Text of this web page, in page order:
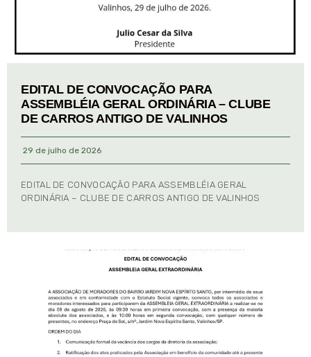
EDITAL DE CONVOCAÇÃO PARA
ASSEMBLÉIA GERAL ORDINÁRIA – CLUBE
DE CARROS ANTIGO DE VALINHOS
29 de julho de 2026
EDITAL DE CONVOCAÇÃO PARA ASSEMBLÉIA GERAL
ORDINÁRIA – CLUBE DE CARROS ANTIGO DE VALINHOS